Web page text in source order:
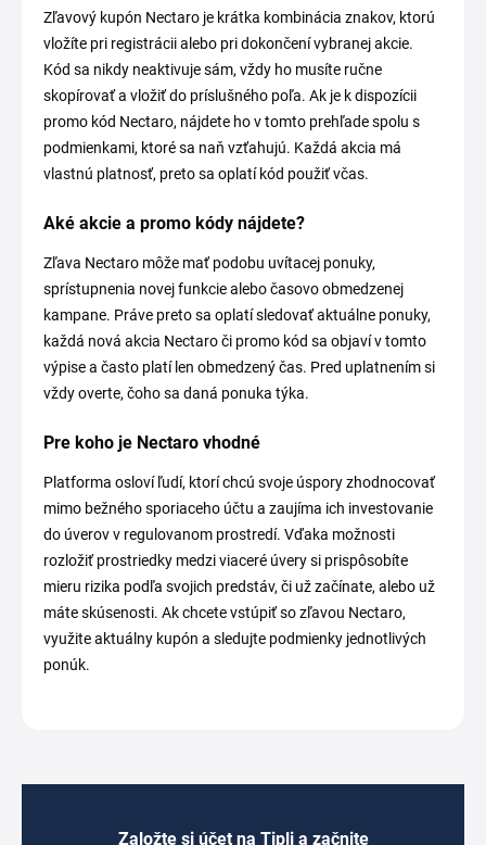
Zľavový kupón Nectaro je krátka kombinácia znakov, ktorú
vložíte pri registrácii alebo pri dokončení vybranej akcie.
Kód sa nikdy neaktivuje sám, vždy ho musíte ručne
skopírovať a vložiť do príslušného poľa. Ak je k dispozícii
promo kód Nectaro, nájdete ho v tomto prehľade spolu s
podmienkami, ktoré sa naň vzťahujú. Každá akcia má
vlastnú platnosť, preto sa oplatí kód použiť včas.
Aké akcie a promo kódy nájdete?
Zľava Nectaro môže mať podobu uvítacej ponuky,
sprístupnenia novej funkcie alebo časovo obmedzenej
kampane. Práve preto sa oplatí sledovať aktuálne ponuky,
každá nová akcia Nectaro či promo kód sa objaví v tomto
výpise a často platí len obmedzený čas. Pred uplatnením si
vždy overte, čoho sa daná ponuka týka.
Pre koho je Nectaro vhodné
Platforma osloví ľudí, ktorí chcú svoje úspory zhodnocovať
mimo bežného sporiaceho účtu a zaujíma ich investovanie
do úverov v regulovanom prostredí. Vďaka možnosti
rozložiť prostriedky medzi viaceré úvery si prispôsobíte
mieru rizika podľa svojich predstáv, či už začínate, alebo už
máte skúsenosti. Ak chcete vstúpiť so zľavou Nectaro,
využite aktuálny kupón a sledujte podmienky jednotlivých
ponúk.
Založte si účet na Tipli a začnite